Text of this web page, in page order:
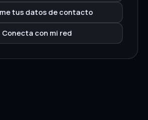
tus datos de contacto
Conecta con mi red